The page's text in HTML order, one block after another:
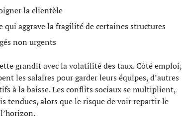
la clientèle
aggrave la fragilité de certaines structures
non urgents
grandit avec la volatilité des taux. Côté emploi,
les salaires pour garder leurs équipes, d’autres
à la baisse. Les conflits sociaux se multiplient,
tendues, alors que le risque de voir repartir le